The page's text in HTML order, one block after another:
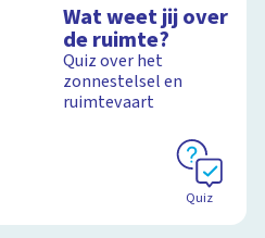
schoolplaat over de
ruimtevaart
Wat weet jij over
de ruimte?
Quiz over het
zonnestelsel en
ruimtevaart
Quiz